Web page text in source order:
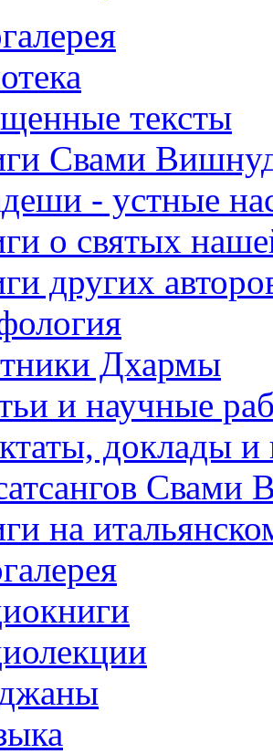
тексты
Свами
- устные
о святых
других
Дхармы
и научные
доклады
Свами
на